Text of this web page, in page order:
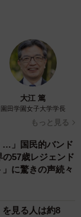
大江 篤
園田学園女子大学学長
もっと見る
…」国民的バンド
57歳レジェンド
に驚きの声続々
見る人は約8